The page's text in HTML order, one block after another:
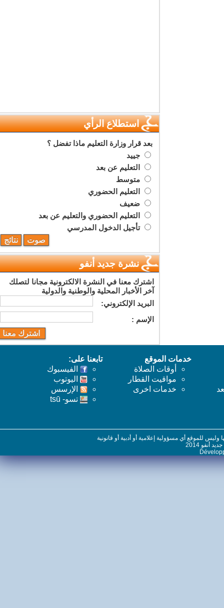
استطلاع الرأي
بعد قرار وزارة التعليم ماذا تفضل ؟
جييد
التعليم عن بعد
متوسط
التعليم الحضوري
ضعيف
التعليم الحضوري والتعليم عن بعد
تأجيل الدخول المدرسي
نشرة جديد أنفو
اشترك معنا في النشرة الالكترونية مجانا لتصلك
آخر الأخبار المحلية والوطنية والدولية
البريد اﻹلكتروني:
اﻹسم :
خدمات الموقع
أوقات الصلاة
مواقيت القطار
خدمات اخرى
تابعنا على:
الفيسبوك
اليوتوب
اﻹرسس
تسو- tsū
للموقع أي مسؤولية إعلامية أو أدبية أو قانونية
2014